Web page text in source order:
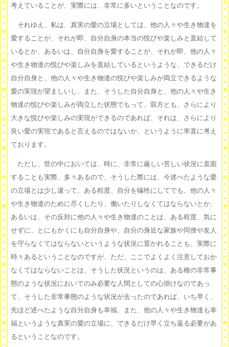
考えていることが、実際には、非常に多いということなのです。
それゆえ、私は、真実の愛の立場としては、他の人々や生き物達を
愛することが、それが即、自分自身の本当の悦びや楽しみと直結して
いるとか、あるいは、自分自身を愛することが、それが即、他の人々
や生き物達の悦びや楽しみを直結しているというような、できるだけ
自分自身と、他の人々や生き物達の悦びや楽しみが両立できるような
愛の実現が望ましいし、また、そうした自分自身と、他の人々や生き
物達の悦びや楽しみが両立した状態でもって、双方とも、さらにより
大きな悦びや楽しみの実現ができるのであれば、それは、さらにより
良い愛の実現であると言えるのではないか、というように率直に考え
ております。
ただし、世の中においては、時に、非常に厳しい苦しい状況に直面
することも実際、多々あるので、そうした際には、今述べたような愛
の立場とは少し違って、ある程度、自分を犠牲にしてでも、他の人々
や生き物達のために尽くしたり、働いたりしなくてはならないとか、
あるいは、その反対に他の人々や生き物達のことは、ある程度、気に
せずに、とにもかくにも自分自身や、自分の身近な家族や同僚や友人
を守らなくてはならないというような状況に置かれることも、実際に
時々あるということなのですが、ただ、ここでよくよく注意しておか
なくてはならないことは、そうした状況というのは、ある種の非常事
態のような状況においてのみ必要な人間としての心掛けなのであっ
て、そうした非常事態のような状況が去ったのであれば、いち早く、
先ほど述べたような自分自身も幸福、また、他の人々や生き物達も幸
福というような真実の愛の立場に、できるだけ早く立ち返る必要があ
るということなのです。